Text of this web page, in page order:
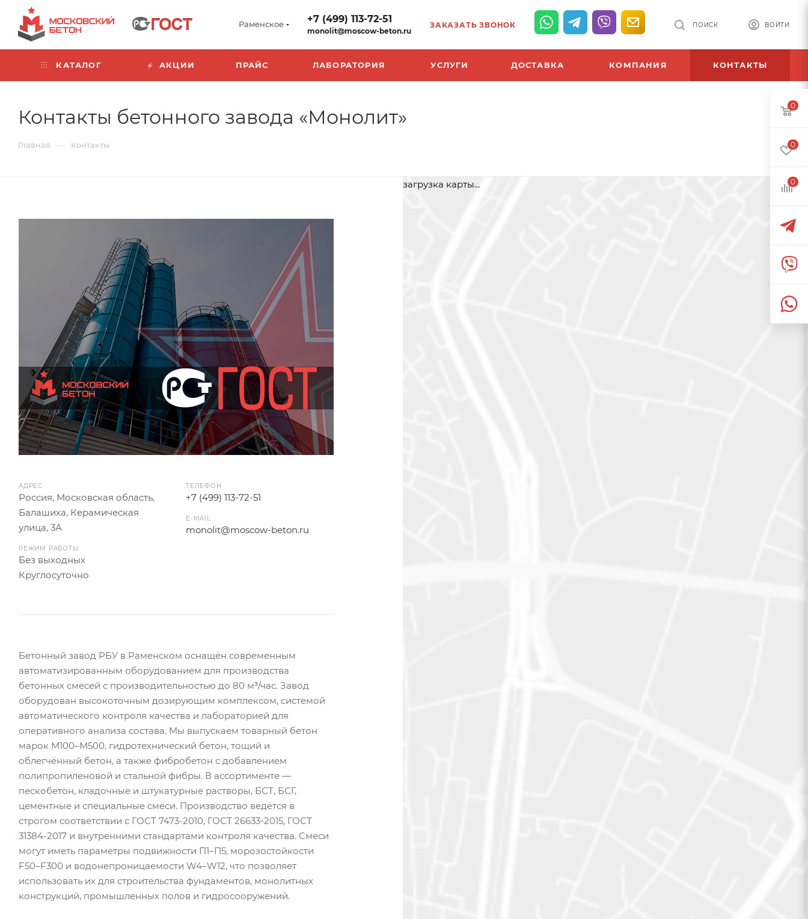
Раменское +7 (499) 113-72-51
monolit@moscow-beton.ru
ЗАКАЗАТЬ ЗВОНОК ВОЙТИ
ПОИСК
КАТАЛОГ АКЦИИ ПРАЙС ЛАБОРАТОРИЯ УСЛУГИ ДОСТАВКА КОМПАНИЯ КОНТАКТЫ
Контакты бетонного завода «Монолит»
Главная — Контакты
АДРЕС
Россия, Московская область,
Балашиха, Керамическая
улица, 3А
РЕЖИМ РАБОТЫ
Без выходных
Круглосуточно
ТЕЛЕФОН
+7 (499) 113-72-51
E-MAIL
monolit@moscow-beton.ru
Бетонный завод РБУ в Раменском оснащён современным
автоматизированным оборудованием для производства
бетонных смесей с производительностью до 80 м³/час. Завод
оборудован высокоточным дозирующим комплексом, системой
автоматического контроля качества и лабораторией для
оперативного анализа состава. Мы выпускаем товарный бетон
марок М100–М500, гидротехнический бетон, тощий и
облегчённый бетон, а также фибробетон с добавлением
полипропиленовой и стальной фибры. В ассортименте —
пескобетон, кладочные и штукатурные растворы, БСТ, БСГ,
цементные и специальные смеси. Производство ведётся в
строгом соответствии с ГОСТ 7473-2010, ГОСТ 26633-2015, ГОСТ
31384-2017 и внутренними стандартами контроля качества. Смеси
могут иметь параметры подвижности П1–П5, морозостойкости
F50–F300 и водонепроницаемости W4–W12, что позволяет
использовать их для строительства фундаментов, монолитных
конструкций, промышленных полов и гидросооружений.
загрузка карты...
0
0
0